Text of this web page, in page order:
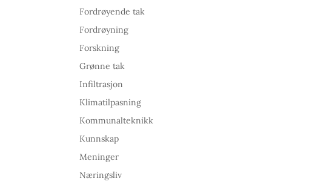
Fordrøyende tak
Fordrøyning
Forskning
Grønne tak
Infiltrasjon
Klimatilpasning
Kommunalteknikk
Kunnskap
Meninger
Næringsliv